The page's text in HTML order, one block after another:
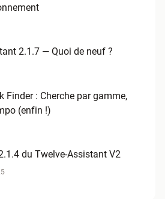
2.1.7 — Quoi de neuf ?
Finder : Cherche par gamme,
(enfin !)
du Twelve-Assistant V2